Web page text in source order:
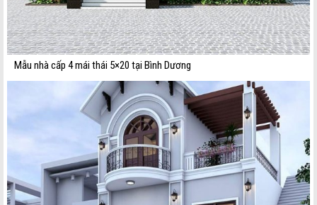
Mẫu nhà cấp 4 mái thái 5×20 tại Bình Dương